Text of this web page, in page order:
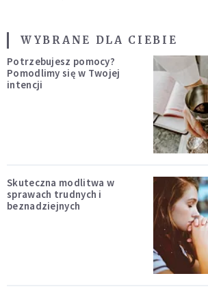
WYBRANE DLA CIEBIE
Potrzebujesz pomocy?
Pomodlimy się w Twojej
intencji
Skuteczna modlitwa w
sprawach trudnych i
beznadziejnych